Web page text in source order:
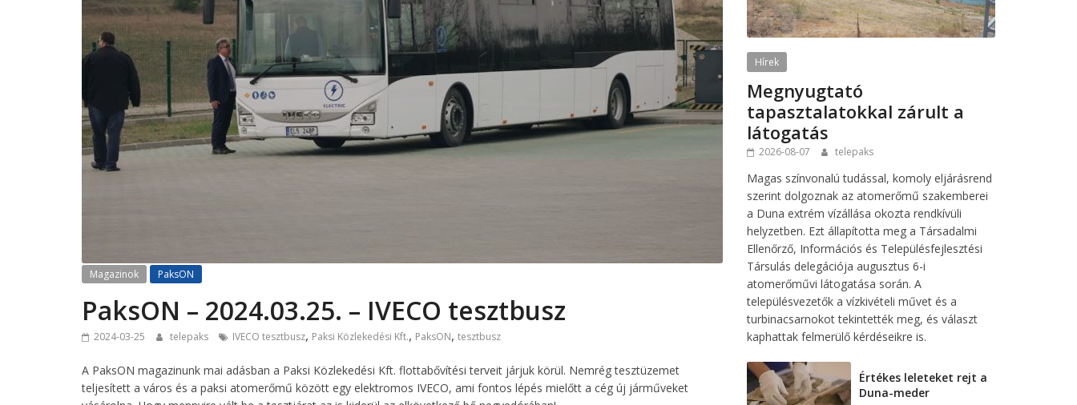
Magazinok PaksON
PaksON – 2024.03.25. – IVECO tesztbusz
2024-03-25 telepaks IVECO tesztbusz, Paksi Közlekedési Kft., PaksON, tesztbusz
A PaksON magazinunk mai adásban a Paksi Közlekedési Kft. flottabővítési terveit járjuk körül. Nemrég tesztüzemet
teljesített a város és a paksi atomerőmű között egy elektromos IVECO, ami fontos lépés mielőtt a cég új járműveket
Hírek
Megnyugtató
tapasztalatokkal zárult a
látogatás
2026-08-07 telepaks
Magas színvonalú tudással, komoly eljárásrend
szerint dolgoznak az atomerőmű szakemberei
a Duna extrém vízállása okozta rendkívüli
helyzetben. Ezt állapította meg a Társadalmi
Ellenőrző, Információs és Településfejlesztési
Társulás delegációja augusztus 6-i
atomerőművi látogatása során. A
településvezetők a vízkivételi művet és a
turbinacsarnokot tekintették meg, és választ
kaphattak felmerülő kérdéseikre is.
Értékes leleteket rejt a
Duna-meder